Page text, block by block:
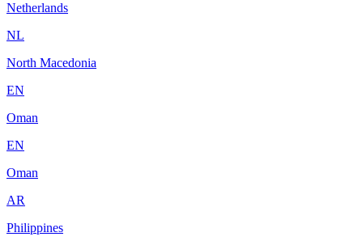
Netherlands
NL
North Macedonia
EN
Oman
EN
Oman
AR
Philippines